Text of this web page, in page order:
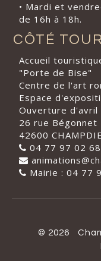
• Mardi et
de 16h à 18h.
CÔTÉ
Accueil
"Porte de Bise"
Centre de l'art
Espace
Ouverture d'avril
26 rue Bégonnet
42600
04 77 97 02
Mairie : 04 77
© 2026